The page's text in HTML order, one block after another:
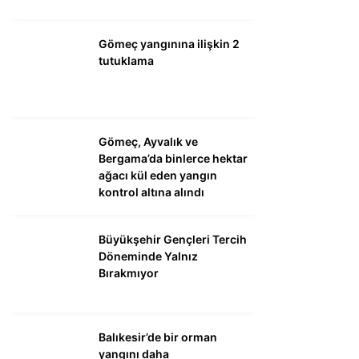
Gömeç yangınına ilişkin 2
tutuklama
Gömeç, Ayvalık ve
Bergama’da binlerce hektar
ağacı kül eden yangın
kontrol altına alındı
Büyükşehir Gençleri Tercih
Döneminde Yalnız
Bırakmıyor
Balıkesir’de bir orman
yangını daha